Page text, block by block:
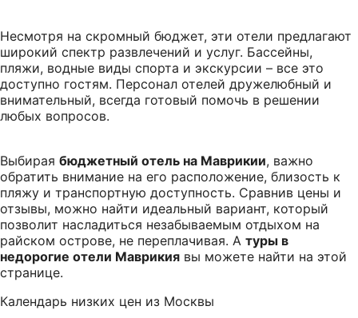
Несмотря на скромный бюджет, эти отели предлагают
широкий спектр развлечений и услуг. Бассейны,
пляжи, водные виды спорта и экскурсии – все это
доступно гостям. Персонал отелей дружелюбный и
внимательный, всегда готовый помочь в решении
любых вопросов.
Выбирая бюджетный отель на Маврикии, важно
обратить внимание на его расположение, близость к
пляжу и транспортную доступность. Сравнив цены и
отзывы, можно найти идеальный вариант, который
позволит насладиться незабываемым отдыхом на
райском острове, не переплачивая. А туры в
недорогие отели Маврикия вы можете найти на этой
странице.
Календарь низких цен из Москвы